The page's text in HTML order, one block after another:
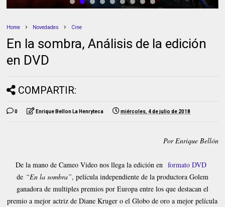
Home Novedades Cine
En la sombra, Análisis de la edición
en DVD
COMPARTIR:
0 Enrique Bellon La Henryteca miércoles, 4 de julio de 2018
Por Enrique Bellón
De la mano de Cameo Video nos llega la edición en formato DVD
de “En la sombra”, película independiente de la productora Golem
ganadora de multiples premios por Europa entre los que destacan el
premio a mejor actriz de Diane Kruger o el Globo de oro a mejor película